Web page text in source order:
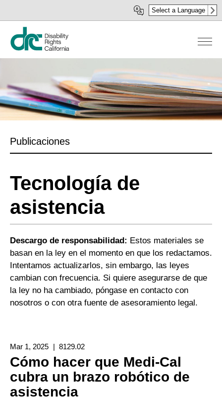
al
contenido
principal
Select a Language
Publicaciones
Tecnología de
asistencia
Descargo de responsabilidad: Estos materiales se
basan en la ley en el momento en que los redactamos.
Intentamos actualizarlos, sin embargo, las leyes
cambian con frecuencia. Si quiere asegurarse de que
la ley no ha cambiado, póngase en contacto con
nosotros o con otra fuente de asesoramiento legal.
Mar 1, 2025 8129.02
Cómo hacer que Medi-Cal
cubra un brazo robótico de
asistencia